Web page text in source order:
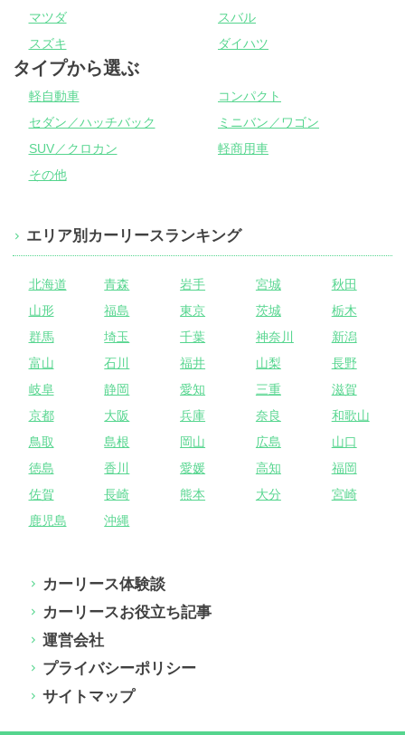
マツダ
スバル
スズキ
ダイハツ
タイプから選ぶ
軽自動車
コンパクト
セダン／ハッチバック
ミニバン／ワゴン
SUV／クロカン
軽商用車
その他
エリア別カーリースランキング
北海道 青森 岩手 宮城
秋田
山形
福島 東京 茨城
栃木
群馬
埼玉 千葉 神奈川
新潟
富山
石川 福井 山梨
長野
岐阜
静岡 愛知 三重
滋賀
京都
大阪 兵庫 奈良
和歌山
鳥取
島根 岡山 広島
山口
徳島
香川 愛媛 高知
福岡
佐賀
長崎 熊本 大分
宮崎
鹿児島
沖縄
カーリース体験談
カーリースお役立ち記事
運営会社
プライバシーポリシー
サイトマップ